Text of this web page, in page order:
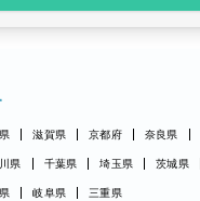
滋賀県 京都府 奈良県
県 千葉県 埼玉県 茨城県
岐阜県 三重県